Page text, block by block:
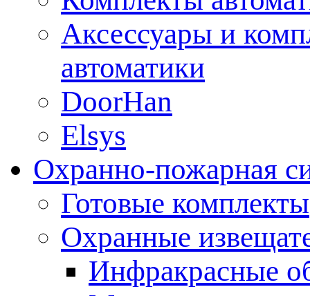
Аксессуары и
автоматики
DoorHan
Elsys
Охранно-пожарная
Готовые комплекты
Охранные
Инфракрасные